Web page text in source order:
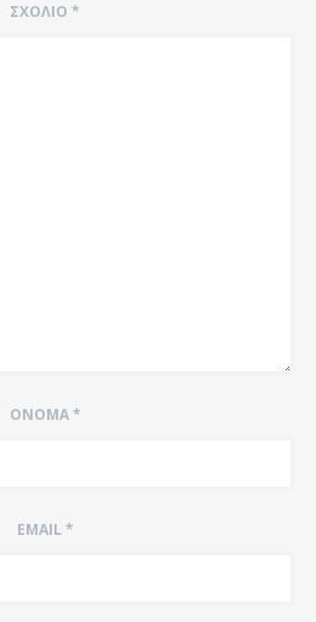
ΣΧΌΛΙΟ *
ΌΝΟΜΑ*
EMAIL*